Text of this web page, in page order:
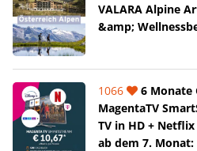
VALARA Alpine
&amp;
1066
6 Monate
MagentaTV
TV in HD +
ab dem 7.